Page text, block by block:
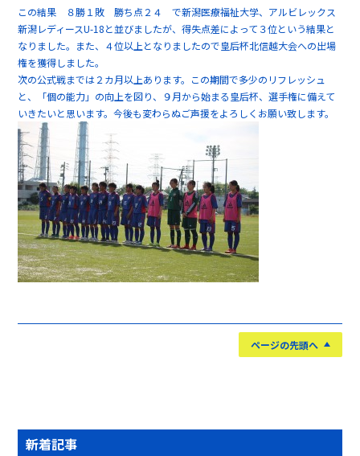
この結果 ８勝１敗 勝ち点２４ で新潟医療福祉大学、アルビレックス
新潟レディースU-18と並びましたが、得失点差によって３位という結果と
なりました。また、４位以上となりましたので皇后杯北信越大会への出場
権を獲得しました。
次の公式戦までは２カ月以上あります。この期間で多少のリフレッシュ
と、「個の能力」の向上を図り、９月から始まる皇后杯、選手権に備えて
いきたいと思います。今後も変わらぬご声援をよろしくお願い致します。
ページの先頭へ
新着記事